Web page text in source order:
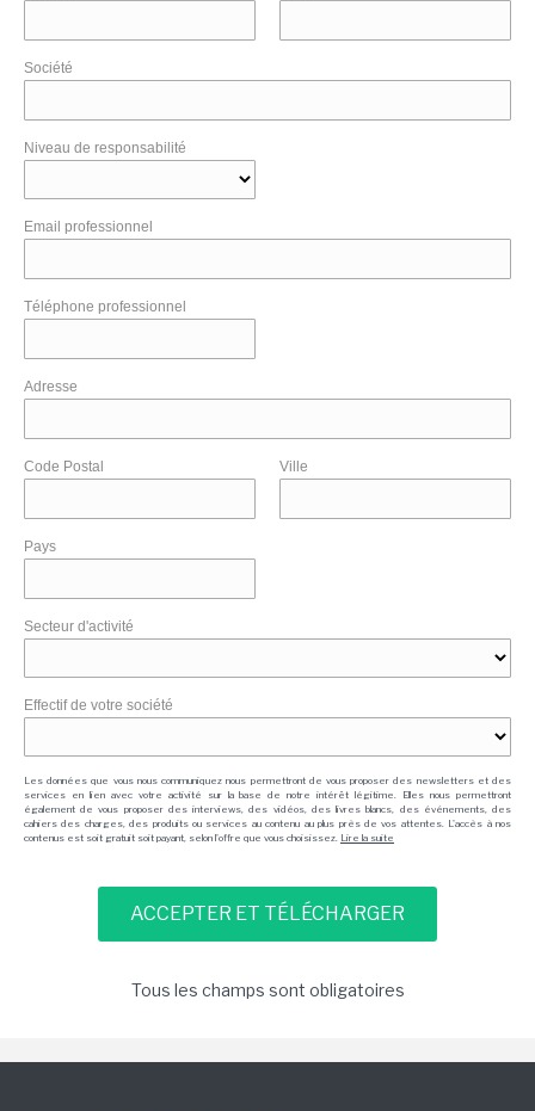
Société
Niveau de responsabilité
Email professionnel
Téléphone professionnel
Adresse
Code Postal Ville
Pays
Secteur d'activité
Effectif de votre société
Les données que vous nous communiquez nous permettront de vous proposer des newsletters et des
services en lien avec votre activité sur la base de notre intérêt légitime. Elles nous permettront
également de vous proposer des interviews, des vidéos, des livres blancs, des événements, des
cahiers des charges, des produits ou services au contenu au plus près de vos attentes. L'accès à nos
contenus est soit gratuit soit payant, selon l'offre que vous choisissez. Lire la suite
Tous les champs sont obligatoires